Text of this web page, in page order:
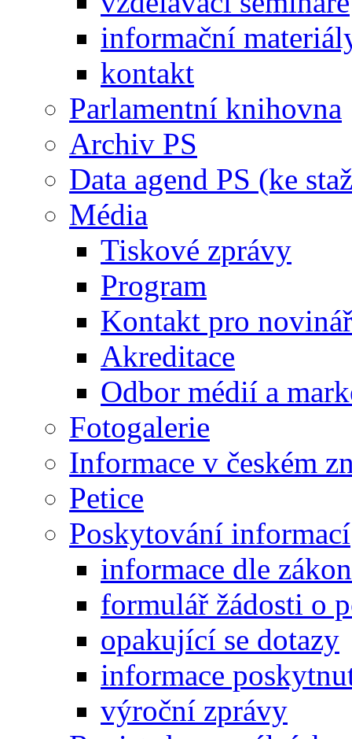
informační
kontakt
Parlamentní knihovna
Archiv PS
Data agend PS (ke
Média
Tiskové zprávy
Program
Kontakt pro
Akreditace
Odbor médií a
Fotogalerie
Informace v českém
Petice
Poskytování informací
informace dle
formulář žádosti o
opakující se dotazy
informace
výroční zprávy